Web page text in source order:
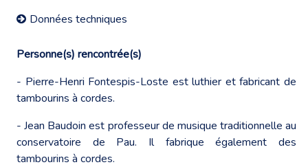
Données techniques
Personne(s) rencontrée(s)
- Pierre-Henri Fontespis-Loste est luthier et fabricant de
tambourins à cordes.
- Jean Baudoin est professeur de musique traditionnelle au
conservatoire de Pau. Il fabrique également des
tambourins à cordes.